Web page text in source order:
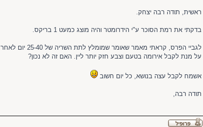
ראשית, תודה רבה יצחק.
בדקתי את רמת הסוכר ע"י הידרומטר והיה מוצג כמעט 1 בריקס.
לגביי הפרס, קראתי מאמר שאומר שמומלץ לתת השריה של 25-40 יום לאחר סיום התסיסה ביחד עם הקליפות,
על מנת לקבל אירומה בטעם וצבע חזק יותר ליין. האם זה לא נכון?
אשמח לקבל עצה בנושא, כל יום חשוב
תודה רבה,